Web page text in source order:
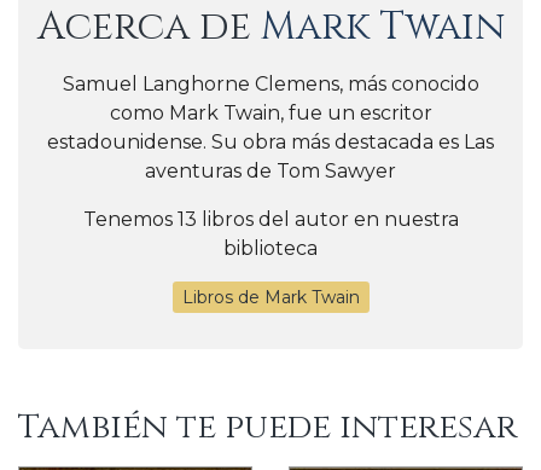
Acerca de Mark Twain
Samuel Langhorne Clemens, más conocido
como Mark Twain, fue un escritor
estadounidense. Su obra más destacada es Las
aventuras de Tom Sawyer
Tenemos 13 libros del autor en nuestra
biblioteca
Libros de Mark Twain
También te puede interesar